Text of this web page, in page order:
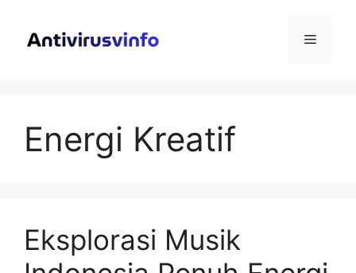
Menu
Energi Kreatif
Eksplorasi Musik